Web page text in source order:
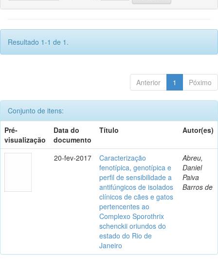
Resultado 1-1 de 1.
Anterior 1 Póximo
Conjunto de itens:
Pré-
visualização
Data do
documento
Título Autor(es)
20-fev-2017
Caracterização
fenotípica, genotípica e
perfil de sensibilidade a
antifúngicos de isolados
clínicos de cães e gatos
pertencentes ao
Complexo Sporothrix
schenckii oriundos do
estado do Rio de
Janeiro
Abreu,
Daniel
Paiva
Barros de